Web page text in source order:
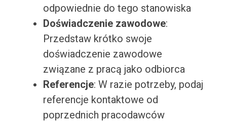
odpowiednie do tego stanowiska
Doświadczenie zawodowe:
Przedstaw krótko swoje
doświadczenie zawodowe
związane z pracą jako odbiorca
Referencje: W razie potrzeby, podaj
referencje kontaktowe od
poprzednich pracodawców